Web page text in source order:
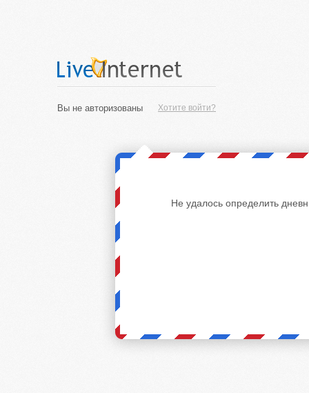
Хотите войти?
Вы не авторизованы
Не удалось определить